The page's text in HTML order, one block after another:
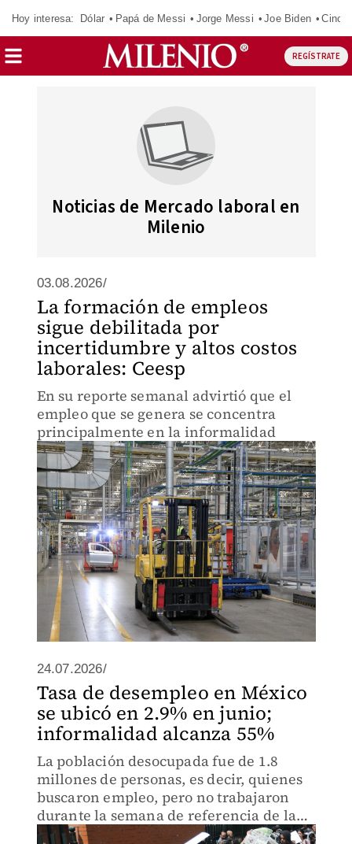
Hoy interesa: Dólar Papá de Messi Jorge Messi Joe Biden
REGÍSTRATE
Noticias de Mercado laboral en
Milenio
03.08.2026/
La formación de empleos
sigue debilitada por
incertidumbre y altos costos
laborales: Ceesp
En su reporte semanal advirtió que el
empleo que se genera se concentra
principalmente en la informalidad
24.07.2026/
Tasa de desempleo en México
se ubicó en 2.9% en junio;
informalidad alcanza 55%
La población desocupada fue de 1.8
millones de personas, es decir, quienes
buscaron empleo, pero no trabajaron
durante la semana de referencia de la
encuesta.